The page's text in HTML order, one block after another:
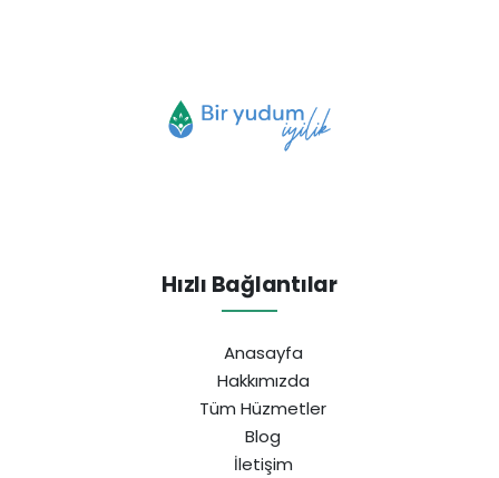
Hızlı Bağlantılar
Anasayfa
Hakkımızda
Tüm Hüzmetler
Blog
İletişim